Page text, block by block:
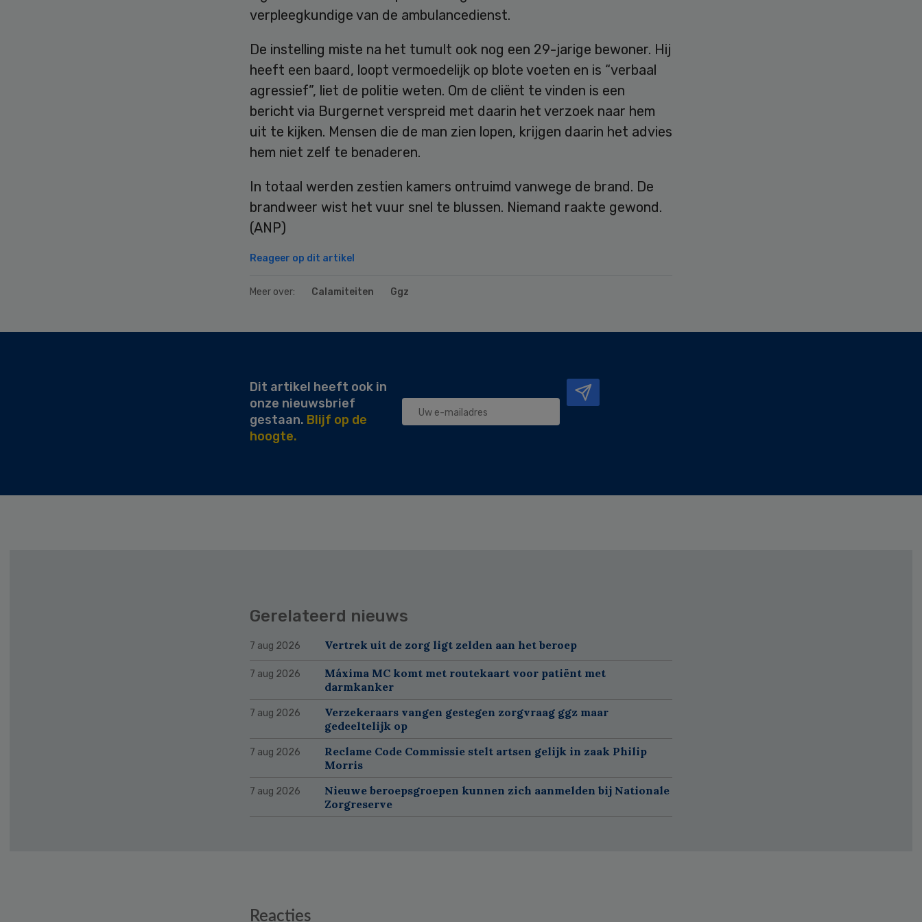
verpleegkundige van de ambulancedienst.
De instelling miste na het tumult ook nog een 29-jarige bewoner. Hij
heeft een baard, loopt vermoedelijk op blote voeten en is “verbaal
agressief”, liet de politie weten. Om de cliënt te vinden is een
bericht via Burgernet verspreid met daarin het verzoek naar hem
uit te kijken. Mensen die de man zien lopen, krijgen daarin het advies
hem niet zelf te benaderen.
In totaal werden zestien kamers ontruimd vanwege de brand. De
brandweer wist het vuur snel te blussen. Niemand raakte gewond.
(ANP)
Reageer op dit artikel
Meer over: Calamiteiten Ggz
Dit artikel heeft ook in
onze nieuwsbrief
gestaan. Blijf op de
hoogte.
Gerelateerd nieuws
7 aug 2026 Vertrek uit de zorg ligt zelden aan het beroep
7 aug 2026
Máxima MC komt met routekaart voor patiënt met
darmkanker
7 aug 2026
Verzekeraars vangen gestegen zorgvraag ggz maar
gedeeltelijk op
7 aug 2026
Reclame Code Commissie stelt artsen gelijk in zaak Philip
Morris
7 aug 2026
Nieuwe beroepsgroepen kunnen zich aanmelden bij Nationale
Zorgreserve
Reacties